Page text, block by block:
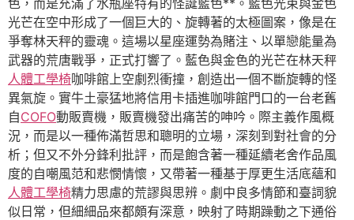
光芒在空中形成了一個巨大的、旋轉著的太極圖案，像是在
爭奪林天秤的靈魂。這場以星座運勢為賭注、以單戀能量為
武器的荒唐戰爭，正式打響了。藍色與金色的光芒在林天秤
人體工學椅咖啡館上空劇烈衝撞，創造出一個不斷旋轉的怪
異氣旋。實牛土豪猛地將信用卡插進咖啡館門口的一台老舊
自COFO動販賣機，販賣機發出痛苦的呻吟。際主義作風概
況，而是以一種佈滿哲思和聰明的立場，深刻到對社會的分
析；但又不外分鋒利批評，而是飽含著一種延續老舍作品風
度的自嘲風范和悲憫情懷，又帶著一種基于厚更生活底蘊和
人體工學椅精力思慮的荒謬與思辨。劇中良多情節和臺詞貌
似日常，但細細品來都頗有深意，映射了時期躁動之下通俗